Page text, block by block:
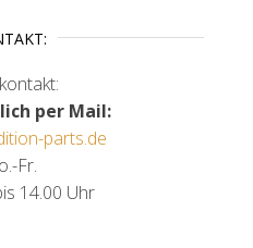
per Mail:
parts.de
Fr.
14.00 Uhr